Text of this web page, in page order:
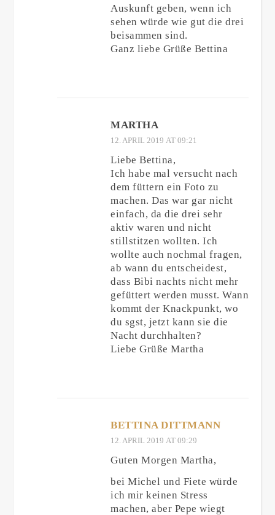
Auskunft geben, wenn ich
sehen würde wie gut die drei
beisammen sind.
Ganz liebe Grüße Bettina
MARTHA
12. APRIL 2019 AT 09:21
Liebe Bettina,
Ich habe mal versucht nach
dem füttern ein Foto zu
machen. Das war gar nicht
einfach, da die drei sehr
aktiv waren und nicht
stillstitzen wollten. Ich
wollte auch nochmal fragen,
ab wann du entscheidest,
dass Bibi nachts nicht mehr
gefüttert werden musst. Wann
kommt der Knackpunkt, wo
du sgst, jetzt kann sie die
Nacht durchhalten?
Liebe Grüße Martha
BETTINA DITTMANN
12. APRIL 2019 AT 09:29
Guten Morgen Martha,
bei Michel und Fiete würde
ich mir keinen Stress
machen, aber Pepe wiegt